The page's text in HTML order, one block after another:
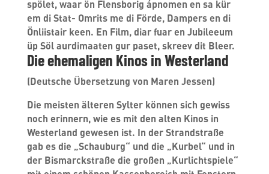
spölet, waar ön Flensborig ápnomen en sa kür
em di Stat- Omrits me di Förde, Dampers en di
Önliistair keen. En Film, diar fuar en Jubileeum
üp Söl aurdimaaten gur paset, skreev dit Bleer.
Die ehemaligen Kinos in Westerland
(Deutsche Übersetzung von Maren Jessen)
Die meisten älteren Sylter können sich gewiss
noch erinnern, wie es mit den alten Kinos in
Westerland gewesen ist. In der Strandstraße
gab es die „Schauburg“ und die „Kurbel“ und in
der Bismarckstraße die großen „Kurlichtspiele“